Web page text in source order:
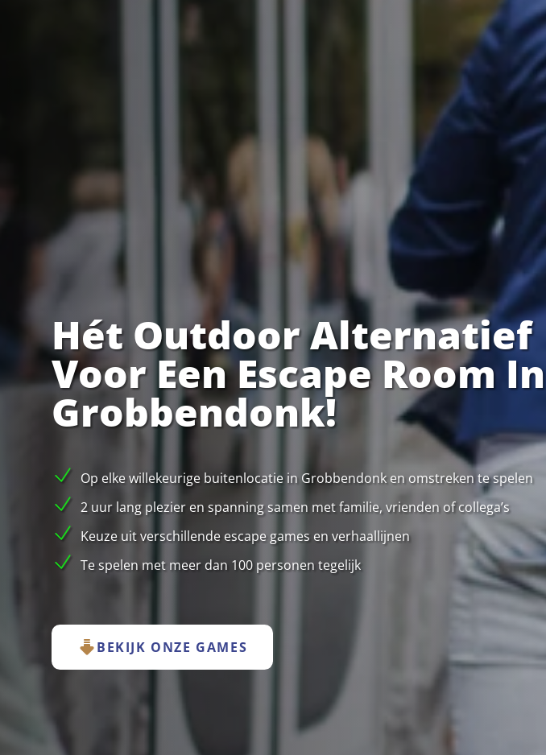
Hét Outdoor Alternatief
Voor Een Escape Room In
Grobbendonk!
Op elke willekeurige buitenlocatie in Grobbendonk en omstreken te spelen
2 uur lang plezier en spanning samen met familie, vrienden of collega’s
Keuze uit verschillende escape games en verhaallijnen
Te spelen met meer dan 100 personen tegelijk
BEKIJK ONZE GAMES